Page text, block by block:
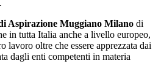
Aspirazione Muggiano Milano di
in tutta Italia anche a livello europeo,
lavoro oltre che essere apprezzata dai
dagli enti competenti in materia